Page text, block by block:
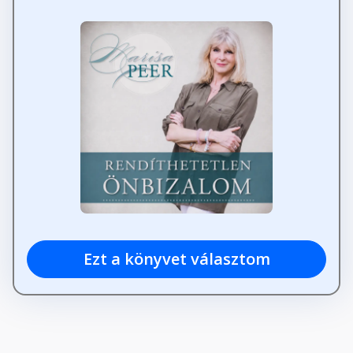
Ötödik lépés – Hogyan tűzz ki
célokat és hogyan érd el őket
Fejezet hossza: 00:01:51
Ötödik lépés – A célod elérésének
Fejezet hossza: 00:02:16
Ötödik lépés – Lépések, melyeket
Fejezet hossza: 00:33:29
Ezt a könyvet választom